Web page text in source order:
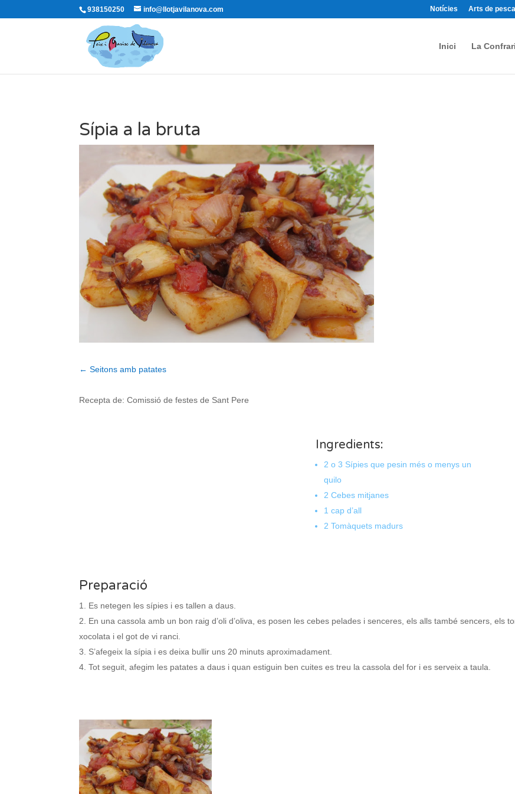
938150250 info@llotjavilanova.com Notícies Arts de pesca
Inici La
Sípia a la bruta
←Seitons amb patates
Recepta de:Comissió de festes de Sant Pere
Ingredients:
2 o 3 Sípies que pesin més o menys un
quilo
2 Cebes mitjanes
1 cap d’all
2 Tomàquets madurs
Preparació
Es netegen les sípies i es tallen a daus.
En una cassola amb un bon raig d’oli d’oliva, es posen les cebes pelades i senceres, els alls també sencers, els
xocolata i el got de vi ranci.
S’afegeix la sípia i es deixa bullir uns 20 minuts aproximadament.
Tot seguit, afegim les patates a daus i quan estiguin ben cuites es treu la cassola del for i es serveix a taula.